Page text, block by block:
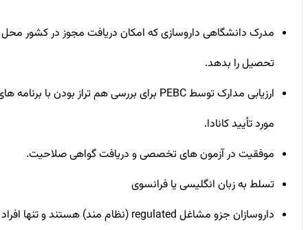
مدرک دانشگاهی داروسازی که امکان دریافت مجوز در کشور محل
تحصیل را بدهد.
ارزیابی مدارک توسط PEBC برای بررسی هم ‌تراز بودن با برنامه‌ های
مورد تأیید کانادا.
موفقیت در آزمون‌ های تخصصی و دریافت گواهی صلاحیت.
تسلط به زبان انگلیسی یا فرانسوی
داروسازان جزو مشاغل regulated (نظام مند) هستند و تنها افراد